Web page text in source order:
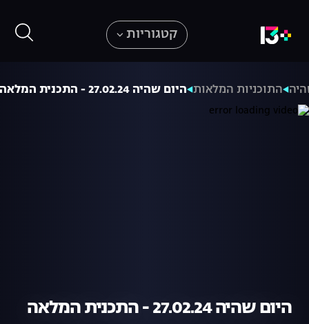
קטגוריות
התוכניות המלאות היום שהיה 27.02.24 - התכנית המלאה
היום שהיה 27.02.24 - התכנית המלאה